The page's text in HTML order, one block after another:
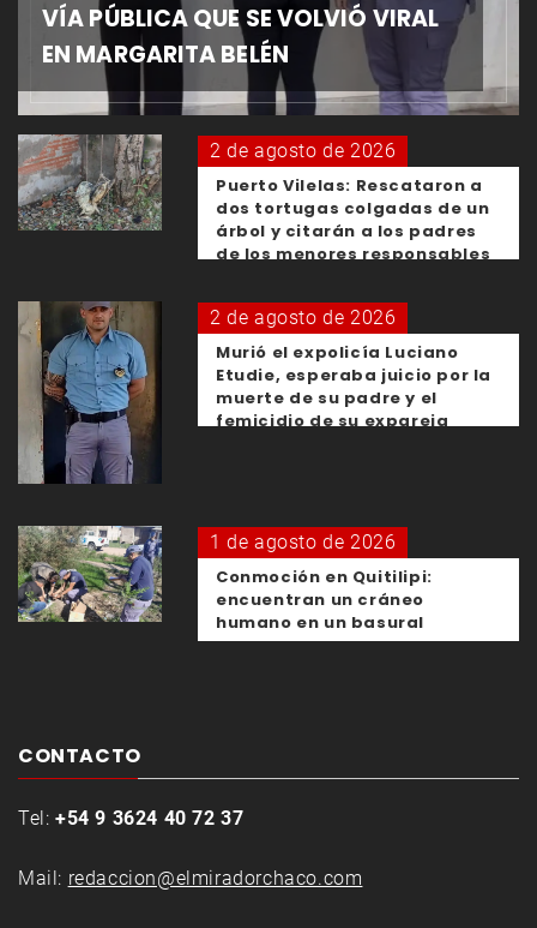
VÍA PÚBLICA QUE SE VOLVIÓ VIRAL
EN MARGARITA BELÉN
2 de agosto de 2026
Puerto Vilelas: Rescataron a
dos tortugas colgadas de un
árbol y citarán a los padres
de los menores responsables
2 de agosto de 2026
Murió el expolicía Luciano
Etudie, esperaba juicio por la
muerte de su padre y el
femicidio de su expareja
1 de agosto de 2026
Conmoción en Quitilipi:
encuentran un cráneo
humano en un basural
CONTACTO
Tel: +54 9 3624 40 72 37
Mail: redaccion@elmiradorchaco.com